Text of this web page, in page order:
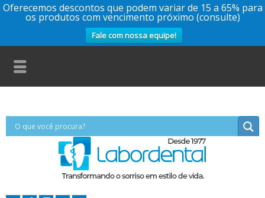
Oferecemos descontos que podem variar de 15 a 65% para
os produtos com vencimento próximo (consulte)
Fale com nossa equipe!